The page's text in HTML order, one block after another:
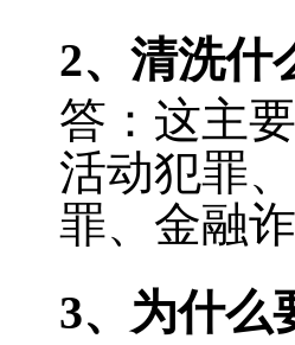
2、清洗什
答：这主
活动犯罪
罪、金融
3、为什么